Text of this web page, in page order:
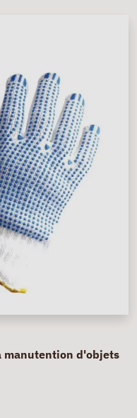
manutention d'objets